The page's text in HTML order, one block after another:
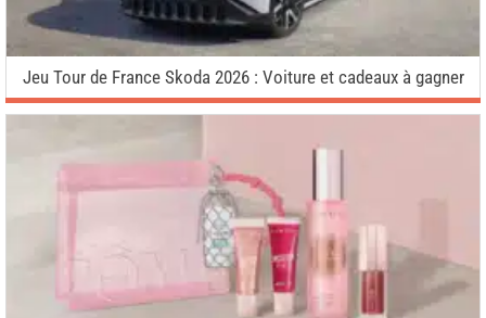
Jeu Tour de France Skoda 2026 : Voiture et cadeaux à gagner